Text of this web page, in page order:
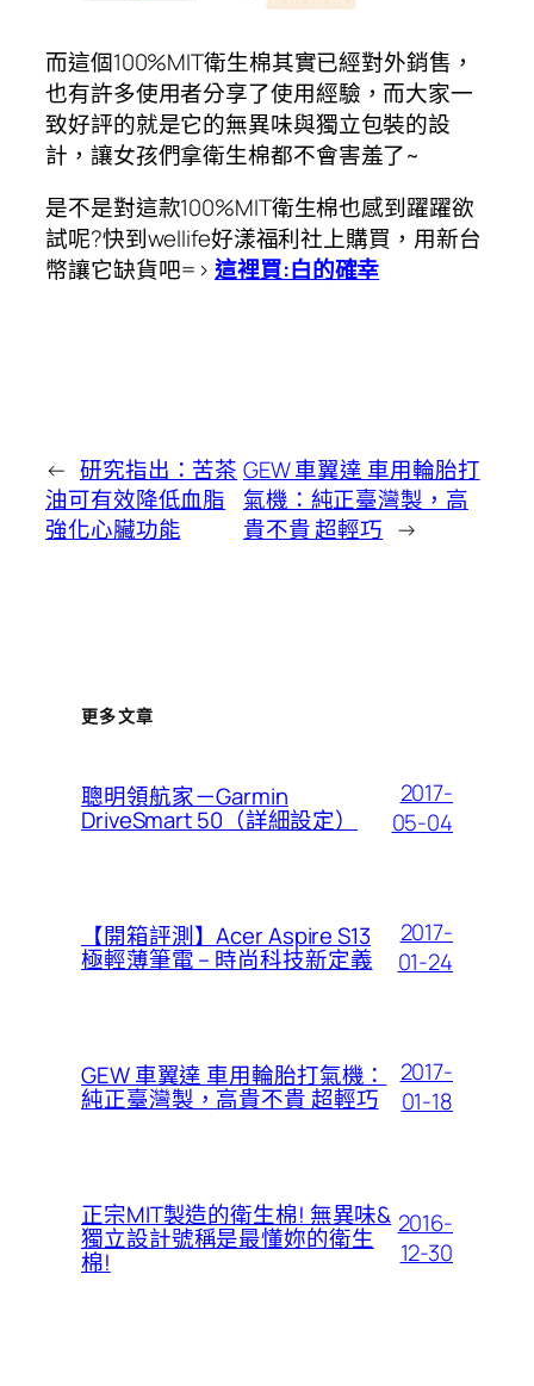
而這個100%MIT衛生棉其實已經對外銷售，
也有許多使用者分享了使用經驗，而大家一
致好評的就是它的無異味與獨立包裝的設
計，讓女孩們拿衛生棉都不會害羞了~
是不是對這款100%MIT衛生棉也感到躍躍欲
試呢?快到wellife好漾福利社上購買，用新台
幣讓它缺貨吧=> 這裡買:白的確幸
← 研究指出：苦茶
油可有效降低血脂
強化心臟功能
GEW 車翼達 車用輪胎打
氣機：純正臺灣製，高
貴不貴 超輕巧 →
更多文章
聰明領航家－Garmin
DriveSmart 50（詳細設定）
2017-
05-04
【開箱評測】Acer Aspire S13
極輕薄筆電 – 時尚科技新定義
2017-
01-24
GEW 車翼達 車用輪胎打氣機：
純正臺灣製，高貴不貴 超輕巧
2017-
01-18
正宗MIT製造的衛生棉! 無異味&
獨立設計號稱是最懂妳的衛生
棉!
2016-
12-30